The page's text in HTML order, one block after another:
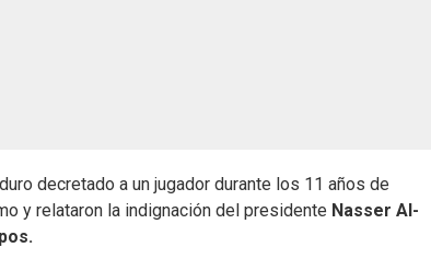
decretado a un jugador durante los 11 años de
y relataron la indignación del presidente Nasser Al-